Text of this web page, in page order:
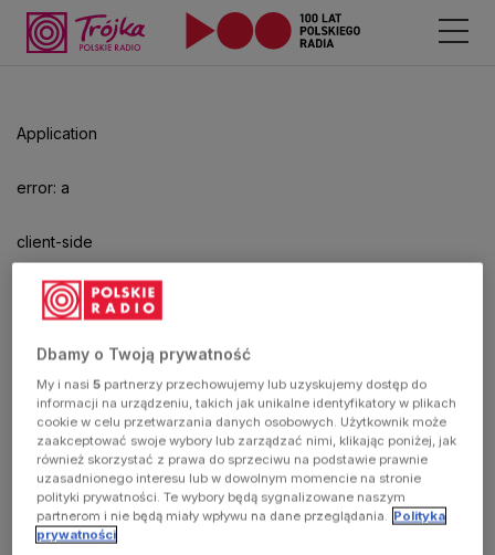
Application
error: a
client-side
exception
has
occurred
(see the
browser
aby
odtwarzać.
Dbamy o Twoją prywatność
My i nasi5 partnerzy przechowujemy lub uzyskujemy dostęp do
informacji na urządzeniu, takich jak unikalne identyfikatory w plikach
cookie w celu przetwarzania danych osobowych. Użytkownik może
zaakceptować swoje wybory lub zarządzać nimi, klikając poniżej, jak
również skorzystać z prawa do sprzeciwu na podstawie prawnie
uzasadnionego interesu lub w dowolnym momencie na stronie
polityki prywatności. Te wybory będą sygnalizowane naszym
partnerom i nie będą miały wpływu na dane przeglądania. Polityka
prywatności